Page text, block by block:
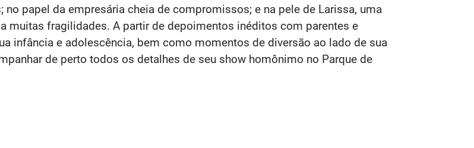
papel da empresária cheia de compromissos; e na pele de Larissa, uma
muitas fragilidades. A partir de depoimentos inéditos com parentes e
infância e adolescência, bem como momentos de diversão ao lado de sua
de perto todos os detalhes de seu show homônimo no Parque de